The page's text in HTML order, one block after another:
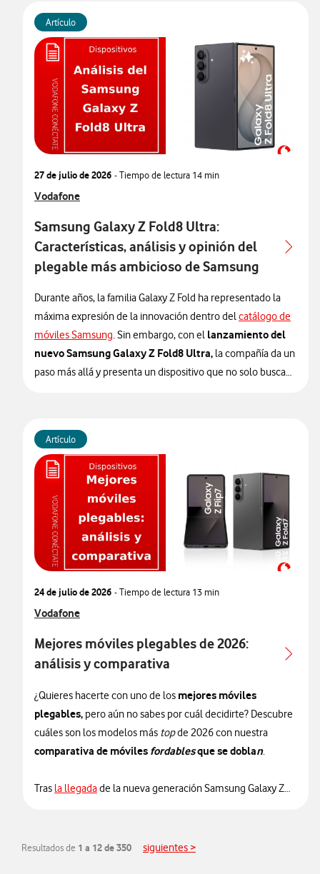
Presentado oficialmente el 22 de julio de 2026
Z Flip8 llega con un diseño todavía más delgado, una
pantalla exterior mucho más útil, un procesador de nueva
generación fabricado en 2 nanómetros y un conjunto de
funciones de Galaxy AI pensado para sacar más partido al
teléfono sin necesidad de abrirlo.
características del
Samsung Galaxy Z Flip8, sus principales novedades, sus
puntos fuertes y aquellos aspectos que todavía pueden
se adapta a tus necesidades.
Artículo
27 de julio de 2026 - Tiempo de lectura 14 min
Ver más articulos relacionados con
Vodafone
Samsung Galaxy Z Fold8 Ultra:
Características, análisis y opinión del
plegable más ambicioso de Samsung
Durante años, la familia Galaxy Z Fold ha representado la
máxima expresión de la innovación dentro delcatálogo de
móviles Samsung. Sin embargo, con el lanzamiento del
nuevo Samsung Galaxy Z Fold8 Ultra, la compañía da un
paso más allá y presenta un dispositivo que no solo busca
premium Android.
Presentado oficialmente el 22 de julio de 2026, el Galaxy Z
Fold8 Ultra combina todo lo que Samsung ha aprendido
durante años de evolución en sus plegables con algunos de
los componentes más avanzados desarrollados hasta la
fecha.
representa una propuesta propia. No está diseñado
únicamente para trabajar con varias aplicaciones abiertas o
la experiencia más completa que Samsung puede
integrar actualmente en un smartphone.
En este análisis repasamos todas las
características del
Samsung Galaxy Z Fold8 Ultra
novedades y nuestra opinión sobre un dispositivo llamado a
Artículo
24 de julio de 2026 - Tiempo de lectura 13 min
Ver más articulos relacionados con
Vodafone
Mejores móviles plegables de 2026:
análisis y comparativa
¿Quieres hacerte con uno de los mejores móviles
plegables, pero aún no sabes por cuál decidirte? Descubre
cuáles son los modelos más topde 2026 con nuestra
comparativa de móviles fordablesque se doblan.
Tras la llegadade la nueva generación Samsung Galaxy Z
inteligencia artificial y productividad. Si quieres acertar con
Resultados de 1 a 12 de 350 siguientes >